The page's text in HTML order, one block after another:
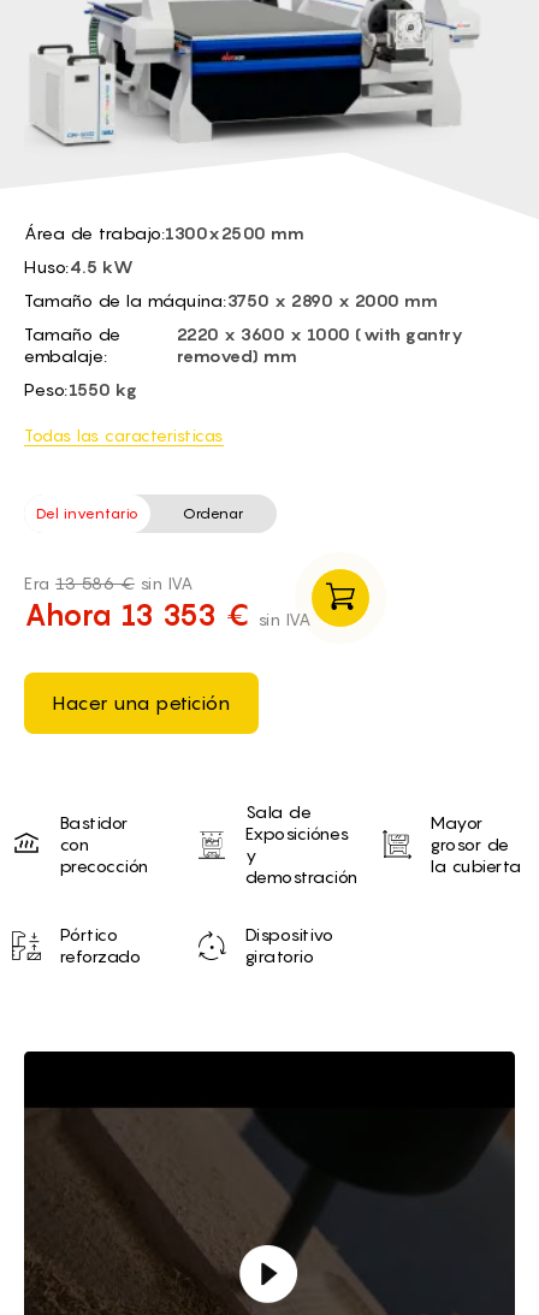
BG -
EL -
CS -
HU -
Área de trabajo:1300x2500 mm
Huso:4.5 kW
Tamaño de la máquina:3750 x 2890 x 2000 mm
Tamaño de
embalaje:
2220 x 3600 x 1000 (with gantry
removed) mm
Peso:1550 kg
Todas las caracteristicas
Del inventario Ordenar
Era 13 586 € sin IVA
Ahora 13 353 € sin IVA
Hacer una petición
Unique selling proposition
Bastidor
con
precocción
Sala de
Exposiciónes
y
demostración
Mayor
grosor de
la cubierta
Pórtico
reforzado
Dispositivo
giratorio
Brief of Fresadora CNC